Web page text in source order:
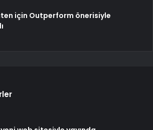
için Outperform önerisiyle